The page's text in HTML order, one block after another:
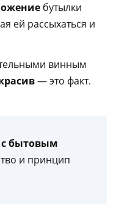
бутылки
ей рассыхаться и
винным
— это факт.
бытовым
и принцип